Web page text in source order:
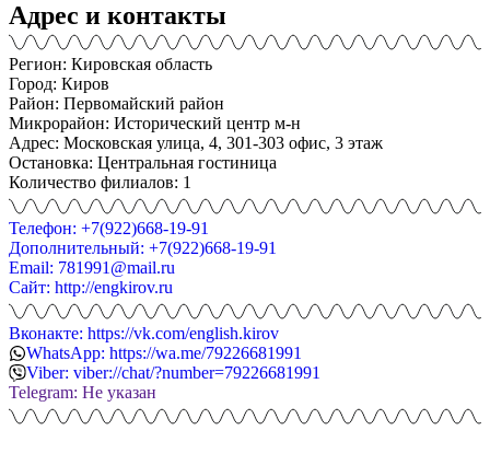
Адрес и контакты
Регион: Кировская область
Город: Киров
Район: Первомайский район
Микрорайон: Исторический центр м-н
Адрес: Московская улица, 4, 301-303 офис, 3 этаж
Остановка: Центральная гостиница
Количество филиалов: 1
Телефон: +7(922)668-19-91
Дополнительный: +7(922)668-19-91
Email: 781991@mail.ru
Сайт: http://engkirov.ru
Вконакте: https://vk.com/english.kirov
WhatsApp: https://wa.me/79226681991
Viber: viber://chat/?number=79226681991
Telegram: Не указан